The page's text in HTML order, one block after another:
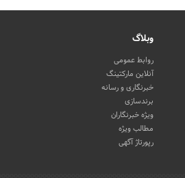
وبلاگ
روابط عمومی
آنلاین مارکتینگ
خبرنگاری و رسانه
برندسازی
ویژه خبرنگاران
مطالب ویژه
رپورتاژ آگهی